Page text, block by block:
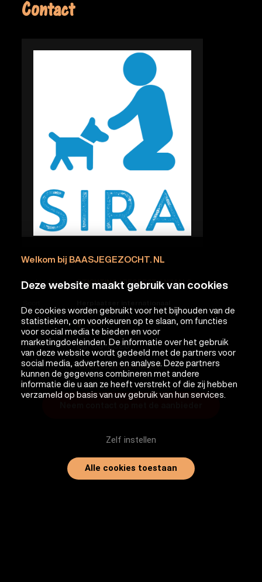
Welkom bij BAASJEGEZOCHT. NL
Deze website maakt gebruik van cookies
De cookies worden gebruikt voor het bijhouden van de
statistieken, om voorkeuren op te slaan, om functies
voor social media te bieden en voor
marketingdoeleinden. De informatie over het gebruik
van deze website wordt gedeeld met de partners voor
social media, adverteren en analyse. Deze partners
kunnen de gegevens combineren met andere
informatie die u aan ze heeft verstrekt of die zij hebben
verzameld op basis van uw gebruik van hun services.
Zelf instellen
Alle cookies toestaan
Contact
Aanbieder STICHTING I RESPECT ANIMALS
Plaats Asiel
Datum 20-05-2026
Website www.irespectanimals.nl